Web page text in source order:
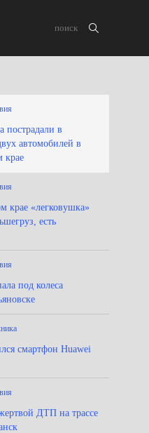
пострадали в
автомобилей в
крае
крае «легковушка»
есть
под колеса
смартфон Huawei
ДТП на трассе